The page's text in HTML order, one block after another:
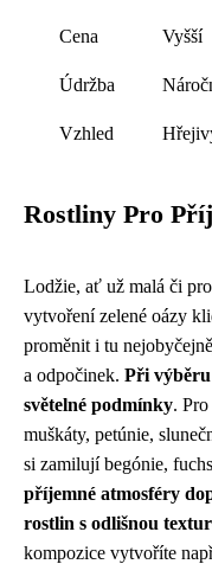
Cena Vyšší
Údržba
Vzhled
Rostliny Pro
Lodžie, ať už malá či
vytvoření zelené oázy
proměnit i tu
a odpočinek. Při
světelné podmínky.
muškáty, petúnie,
si zamilují begónie,
příjemné atmosféry
rostlin s odlišnou
kompozice vytvoříte